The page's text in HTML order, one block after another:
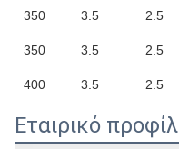
350 3.5 2.5
350 3.5 2.5
400 3.5 2.5
Εταιρικό προφίλ